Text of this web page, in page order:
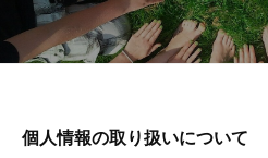
ッ
O
U
p
個
個人情報の取り扱いについて
p
a